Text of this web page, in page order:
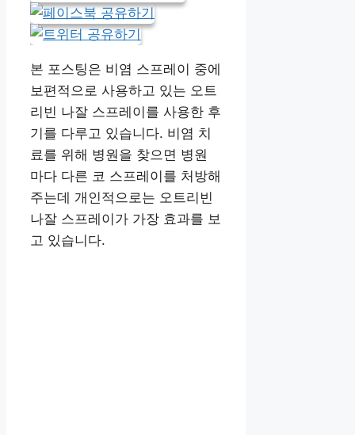
본 포스팅은 비염 스프레이 중에
보편적으로 사용하고 있는 오트
리빈 나잘 스프레이를 사용한 후
기를 다루고 있습니다. 비염 치
료를 위해 병원을 찾으면 병원
마다 다른 코 스프레이를 처방해
주는데 개인적으로는 오트리빈
나잘 스프레이가 가장 효과를 보
고 있습니다.